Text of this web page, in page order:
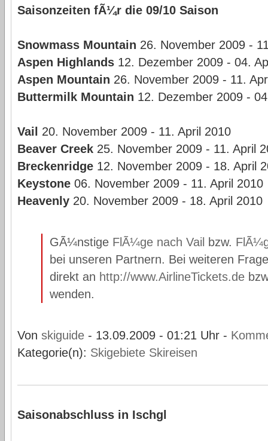
Saisonzeiten fÃ¼r die 09/10 Saison
Snowmass Mountain 26. November 2009 -
Aspen Highlands12. Dezember 2009 - 04.
Aspen Mountain 26. November 2009 - 11.
Buttermilk Mountain 12. Dezember 2009 -
Vail
20. November 2009 - 11. April 2010
Beaver Creek25. November 2009 - 11. April
Breckenridge12. November 2009 - 18. April
Keystone06. November 2009 - 11. April 2010
Heavenly20. November 2009 - 18. April 2010
GÃ¼nstige FlÃ¼ge nach Vail bzw.
bei unseren Partnern. Bei weiteren
direkt an http://www.AirlineTickets.de
wenden.
Von skiguide- 13.09.2009 - 01:21 Uhr -
Kategorie(n): Skigebiete Skireisen
Saisonabschluss in Ischgl